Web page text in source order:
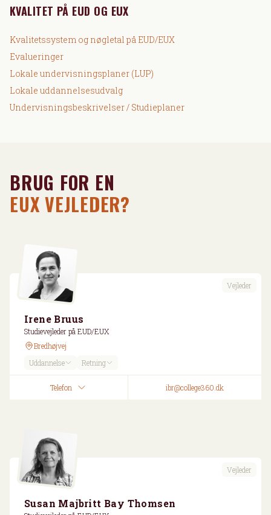
KVALITET PÅ EUD OG EUX
Kvalitetssystem og nøgletal på EUD/EUX
Evalueringer
Lokale undervisningsplaner (LUP)
Lokale uddannelsesudvalg
Undervisningsbeskrivelser / Studieplaner
BRUG FOR EN
EUX VEJLEDER?
Vejleder
Irene Bruus
Studievejleder på EUD/EUX
Bredhøjvej
Uddannelse
Retning
Telefon ibr@college360.dk
Vejleder
Susan Majbritt Bay Thomsen